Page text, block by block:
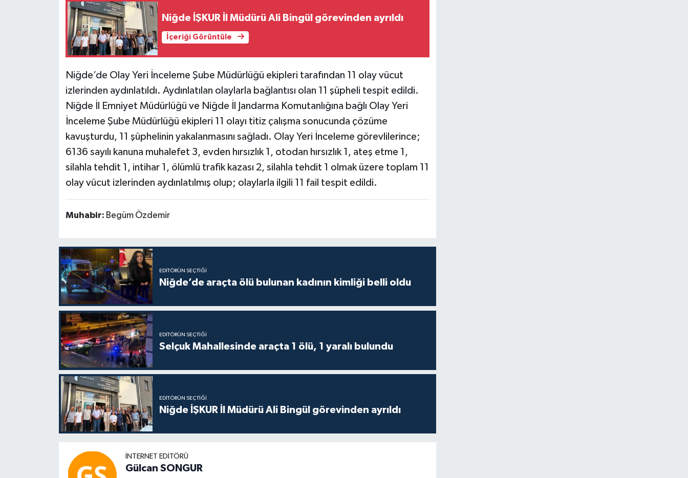
Niğde İŞKUR İl Müdürü Ali Bingül görevinden ayrıldı
İçeriği Görüntüle
Niğde’de Olay Yeri İnceleme Şube Müdürlüğü ekipleri tarafından 11 olay vücut
izlerinden aydınlatıldı. Aydınlatılan olaylarla bağlantısı olan 11 şüpheli tespit edildi.
Niğde İl Emniyet Müdürlüğü ve Niğde İl Jandarma Komutanlığına bağlı Olay Yeri
İnceleme Şube Müdürlüğü ekipleri 11 olayı titiz çalışma sonucunda çözüme
kavuşturdu, 11 şüphelinin yakalanmasını sağladı. Olay Yeri İnceleme görevlilerince;
6136 sayılı kanuna muhalefet 3, evden hırsızlık 1, otodan hırsızlık 1, ateş etme 1,
silahla tehdit 1, intihar 1, ölümlü trafik kazası 2, silahla tehdit 1 olmak üzere toplam 11
olay vücut izlerinden aydınlatılmış olup; olaylarla ilgili 11 fail tespit edildi.
Muhabir: Begüm Özdemir
EDITÖRÜN SEÇTIĞI
Niğde’de araçta ölü bulunan kadının kimliği belli oldu
EDITÖRÜN SEÇTIĞI
Selçuk Mahallesinde araçta 1 ölü, 1 yaralı bulundu
EDITÖRÜN SEÇTIĞI
Niğde İŞKUR İl Müdürü Ali Bingül görevinden ayrıldı
İNTERNET EDITÖRÜ
Gülcan SONGUR